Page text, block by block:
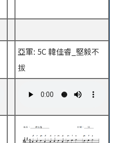
亞軍: 5C 韓佳睿_堅毅不
拔